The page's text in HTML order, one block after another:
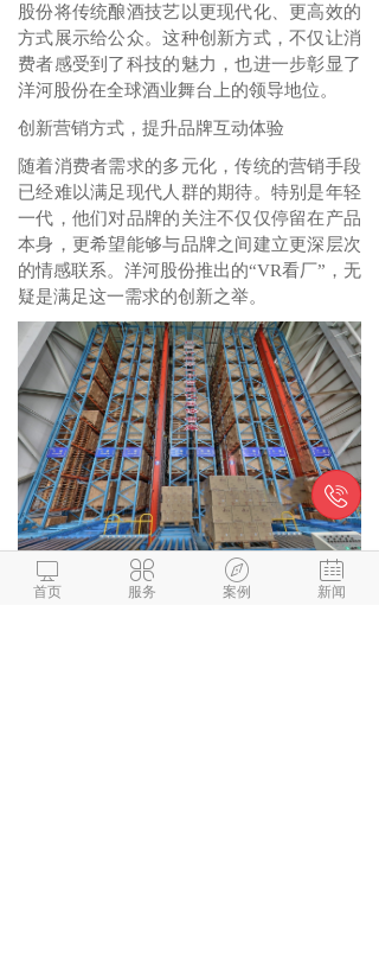
股份将传统酿酒技艺以更现代化、更高效的
方式展示给公众。这种创新方式，不仅让消
费者感受到了科技的魅力，也进一步彰显了
洋河股份在全球酒业舞台上的领导地位。
创新营销方式，提升品牌互动体验
随着消费者需求的多元化，传统的营销手段
已经难以满足现代人群的期待。特别是年轻
一代，他们对品牌的关注不仅仅停留在产品
本身，更希望能够与品牌之间建立更深层次
的情感联系。洋河股份推出的“VR看厂”，无
疑是满足这一需求的创新之举。
通过VR技术，洋河股份打破了地域和时间

首页

服务

案例

新闻
